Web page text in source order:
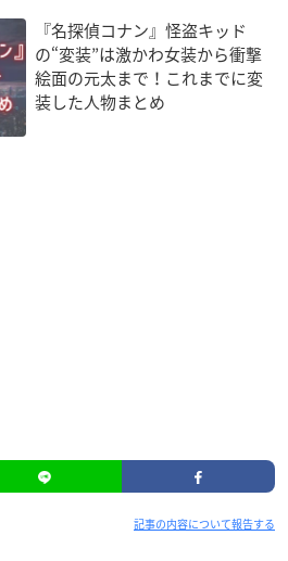
『名探偵コナン』怪盗キッド
の“変装”は激かわ女装から衝撃
絵面の元太まで！これまでに変
装した人物まとめ
記事の内容について報告する